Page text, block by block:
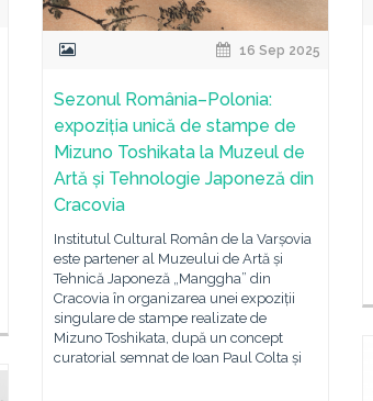
16 Sep 2025
Sezonul România–Polonia:
expoziția unică de stampe de
Mizuno Toshikata la Muzeul de
Artă și Tehnologie Japoneză din
Cracovia
Institutul Cultural Român de la Varșovia
este partener al Muzeului de Artă și
Tehnică Japoneză „Manggha” din
Cracovia în organizarea unei expoziții
singulare de stampe realizate de
Mizuno Toshikata, după un concept
curatorial semnat de Ioan Paul Colta și